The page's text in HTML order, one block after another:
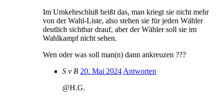
Im Umkehrschluß heißt das, man kriegt sie nicht mehr
von der Wahl-Liste, also stehen sie für jeden Wähler
deutlich sichtbar drauf, aber der Wähler soll sie im
Wahlkampf nicht sehen.
Wen oder was soll man(n) dann ankreuzen ???
S v B 20. Mai 2024 Antworten
@H.G.